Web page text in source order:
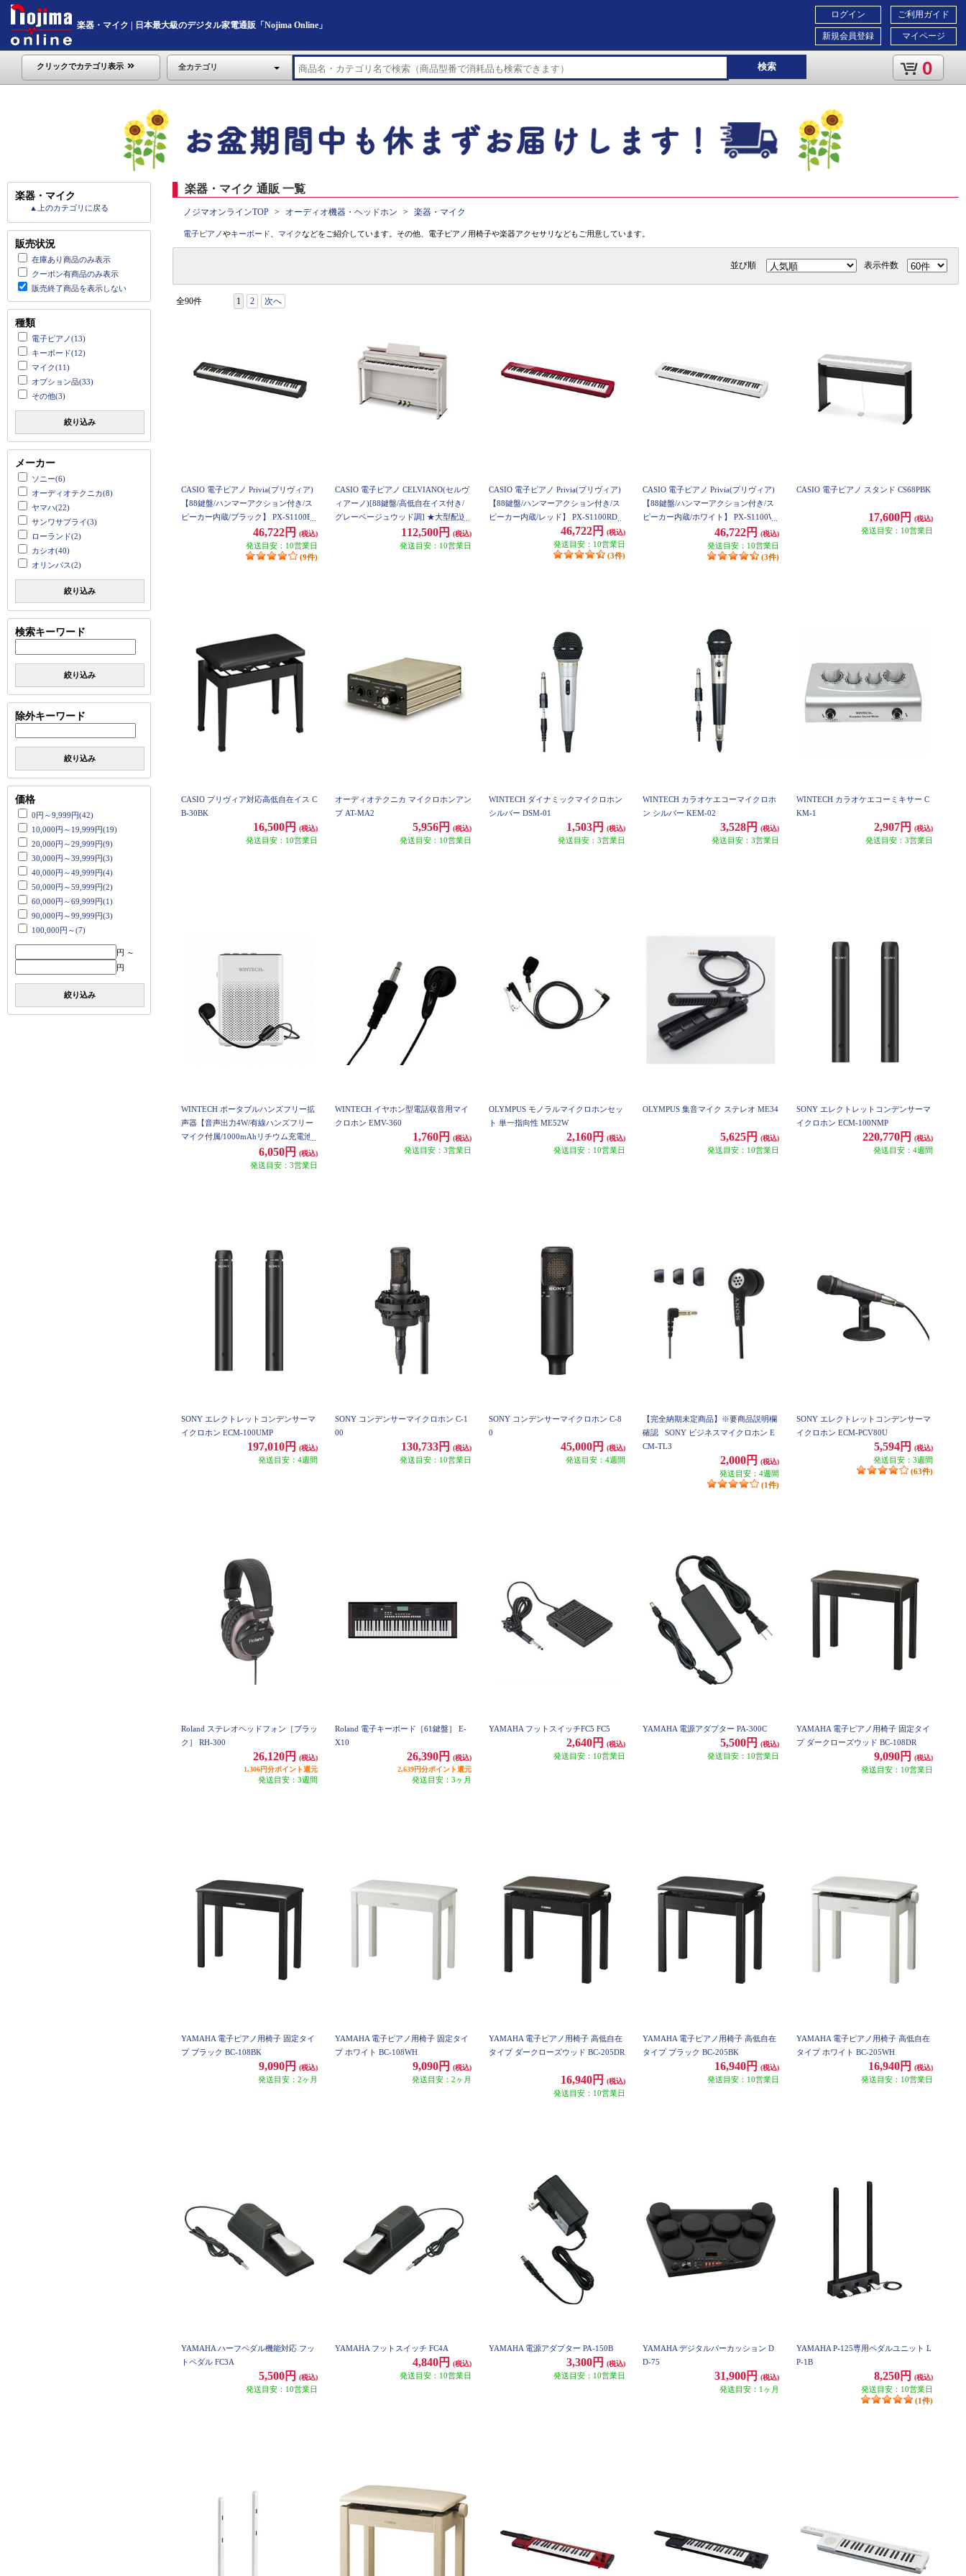
楽器・マイク | 日本最大級のデジタル家電通販「Nojima Online」
ご利用ガイド
マイページ
ログイン
新規会員登録
クリックでカテゴリ表示 全カテゴリ 検索 0
楽器・マイク
▲上のカテゴリに戻る
販売状況
在庫あり商品のみ表示
クーポン有商品のみ表示
販売終了商品を表示しない
種類
電子ピアノ(13)
キーボード(12)
マイク(11)
オプション品(33)
その他(3)
絞り込み
メーカー
ソニー(6)
オーディオテクニカ(8)
ヤマハ(22)
サンワサプライ(3)
ローランド(2)
カシオ(40)
オリンパス(2)
絞り込み
検索キーワード
絞り込み
除外キーワード
絞り込み
価格
0円～9,999円(42)
10,000円～19,999円(19)
20,000円～29,999円(9)
30,000円～39,999円(3)
40,000円～49,999円(4)
50,000円～59,999円(2)
60,000円～69,999円(1)
90,000円～99,999円(3)
100,000円～(7)
円 ～
円
絞り込み
楽器・マイク 通販 一覧
ノジマオンラインTOP オーディオ機器・ヘッドホン 楽器・マイク
電子ピアノやキーボード マイクなどをご紹介しています。その他、電子ピアノ用椅子や楽器アクセサリなどもご用意しています。
並び順 表示件数
全90件 1 2 次へ
CASIO 電子ピアノ Privia(プリヴィア)
【88鍵盤/ハンマーアクション付き/ス
ピーカー内蔵/ブラック】 PX-S1100BK
46,722円 (税込)
発送目安：10営業日
(9件)
CASIO 電子ピアノ CELVIANO(セルヴ
ィアーノ)[88鍵盤/高低自在イス付き/
グレーベージュウッド調] ★大型配送
対象商品 AP-300GB112,500円 (税込)
発送目安：10営業日
CASIO 電子ピアノ Privia(プリヴィア)
【88鍵盤/ハンマーアクション付き/ス
ピーカー内蔵/レッド】 PX-S1100RD
46,722円 (税込)
発送目安：10営業日
(3件)
CASIO 電子ピアノ Privia(プリヴィア)
【88鍵盤/ハンマーアクション付き/ス
ピーカー内蔵/ホワイト】 PX-S1100W
46,722円 (税込)
発送目安：10営業日
(3件)
CASIO 電子ピアノ スタンド CS68PBK
17,600円 (税込)
発送目安：10営業日
CASIO プリヴィア対応高低自在イス C
B-30BK
16,500円 (税込)
発送目安：10営業日
オーディオテクニカ マイクロホンアン
プ AT-MA2
5,956円 (税込)
発送目安：10営業日
WINTECH ダイナミックマイクロホン
シルバー DSM-01
1,503円 (税込)
発送目安：3営業日
WINTECH カラオケエコーマイクロホ
ン シルバー KEM-02
3,528円 (税込)
発送目安：3営業日
WINTECH カラオケエコーミキサー C
KM-1
2,907円 (税込)
発送目安：3営業日
WINTECH ポータブルハンズフリー拡
声器【音声出力4W/有線ハンズフリー
マイク付属/1000mAhリチウム充電池
内蔵/AUX/MicroSD/USB/ホワイト】 K
6,050円 (税込)
発送目安：3営業日
WINTECH イヤホン型電話収音用マイ
クロホン EMV-360
1,760円 (税込)
発送目安：3営業日
OLYMPUS モノラルマイクロホンセッ
ト 単一指向性 ME52W
2,160円 (税込)
発送目安：10営業日
OLYMPUS 集音マイク ステレオ ME34
5,625円 (税込)
発送目安：10営業日
SONY エレクトレットコンデンサーマ
イクロホン ECM-100NMP
220,770円 (税込)
発送目安：4週間
SONY エレクトレットコンデンサーマ
イクロホン ECM-100UMP
197,010円 (税込)
発送目安：4週間
SONY コンデンサーマイクロホン C-1
00
130,733円 (税込)
発送目安：10営業日
SONY コンデンサーマイクロホン C-8
0
45,000円 (税込)
発送目安：4週間
【完全納期未定商品】※要商品説明欄
確認
SONY ビジネスマイクロホン E
CM-TL3
2,000円 (税込)
発送目安：4週間
(1件)
SONY エレクトレットコンデンサーマ
イクロホン ECM-PCV80U
5,594円 (税込)
発送目安：3週間
(63件)
Roland ステレオヘッドフォン［ブラッ
ク］ RH-300
26,120円
(税込)
1,306円分ポイント還元
発送目安：3週間
Roland 電子キーボード［61鍵盤］ E-
X10
26,390円
(税込)
2,639円分ポイント還元
発送目安：3ヶ月
YAMAHA フットスイッチFC5 FC5
2,640円 (税込)
発送目安：10営業日
YAMAHA 電源アダプター PA-300C
5,500円 (税込)
発送目安：10営業日
YAMAHA 電子ピアノ用椅子 固定タイ
プ ダークローズウッド BC-108DR
9,090円 (税込)
発送目安：10営業日
YAMAHA 電子ピアノ用椅子 固定タイ
プ ブラック BC-108BK
9,090円 (税込)
発送目安：2ヶ月
YAMAHA 電子ピアノ用椅子 固定タイ
プ ホワイト BC-108WH
9,090円 (税込)
発送目安：2ヶ月
YAMAHA 電子ピアノ用椅子 高低自在
タイプ ダークローズウッド BC-205DR
16,940円 (税込)
発送目安：10営業日
YAMAHA 電子ピアノ用椅子 高低自在
タイプ ブラック BC-205BK
16,940円 (税込)
発送目安：10営業日
YAMAHA 電子ピアノ用椅子 高低自在
タイプ ホワイト BC-205WH
16,940円 (税込)
発送目安：10営業日
YAMAHA ハーフペダル機能対応 フッ
トペダル FC3A
5,500円 (税込)
発送目安：10営業日
YAMAHA フットスイッチ FC4A
4,840円 (税込)
発送目安：10営業日
YAMAHA 電源アダプター PA-150B
3,300円 (税込)
発送目安：10営業日
YAMAHA デジタルパーカッション D
D-75
31,900円 (税込)
発送目安：1ヶ月
YAMAHA P-125専用ペダルユニット L
P-1B
8,250円 (税込)
発送目安：10営業日
(1件)